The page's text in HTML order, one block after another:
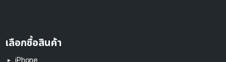
เลือกซื้อสินค้า
iPhone